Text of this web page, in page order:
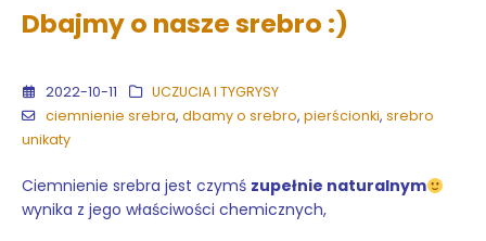
Dbajmy o nasze srebro :)
2022-10-11
UCZUCIA I TYGRYSY
ciemnienie srebra, dbamy o srebro, pierścionki, srebro
unikaty
Ciemnienie srebra jest czymś zupełnie naturalnym
wynika z jego właściwości chemicznych,